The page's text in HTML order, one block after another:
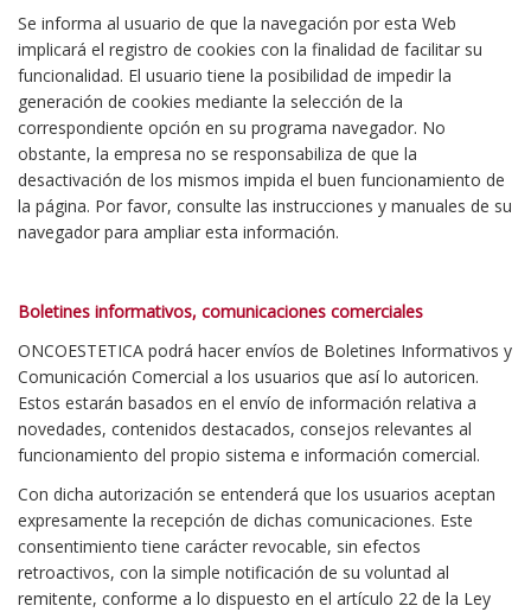
Se informa al usuario de que la navegación por esta Web
implicará el registro de cookies con la finalidad de facilitar su
funcionalidad. El usuario tiene la posibilidad de impedir la
generación de cookies mediante la selección de la
correspondiente opción en su programa navegador. No
obstante, la empresa no se responsabiliza de que la
desactivación de los mismos impida el buen funcionamiento de
la página. Por favor, consulte las instrucciones y manuales de su
navegador para ampliar esta información.
Boletines informativos, comunicaciones comerciales
ONCOESTETICA podrá hacer envíos de Boletines Informativos y
Comunicación Comercial a los usuarios que así lo autoricen.
Estos estarán basados en el envío de información relativa a
novedades, contenidos destacados, consejos relevantes al
funcionamiento del propio sistema e información comercial.
Con dicha autorización se entenderá que los usuarios aceptan
expresamente la recepción de dichas comunicaciones. Este
consentimiento tiene carácter revocable, sin efectos
retroactivos, con la simple notificación de su voluntad al
remitente, conforme a lo dispuesto en el artículo 22 de la Ley